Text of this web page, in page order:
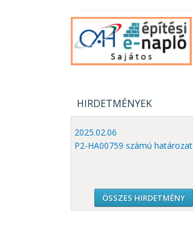
HIRDETMÉNYEK
2025.02.06
P2-HA00759 számú határozat
ÖSSZES HIRDETMÉNY